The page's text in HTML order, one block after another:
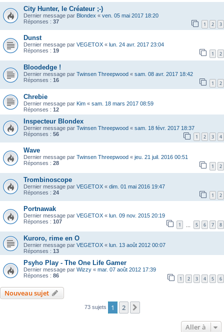
City Hunter, le Créateur ;-)
Dernier message par Blondex « ven. 05 mai 2017 18:20
Réponses : 37 1 2 3
Dunst
Dernier message par VEGETOX « lun. 24 avr. 2017 23:04
Réponses : 19 1 2
Bloodedge !
Dernier message par Twinsen Threepwood « sam. 08 avr. 2017 18:42
Réponses : 16 1 2
Chrebie
Dernier message par Kim « sam. 18 mars 2017 08:59
Réponses : 12
Inspecteur Blondex
Dernier message par Twinsen Threepwood « sam. 18 févr. 2017 18:37
Réponses : 56 1 2 3 4
Wave
Dernier message par Twinsen Threepwood « jeu. 21 juil. 2016 00:51
Réponses : 28 1 2
Trombinoscope
Dernier message par VEGETOX « dim. 01 mai 2016 19:47
Réponses : 24 1 2
Portnawak
Dernier message par VEGETOX « lun. 09 nov. 2015 20:19
Réponses : 107 1 5 6 7 8
Kuroro, rime en O
Dernier message par VEGETOX « lun. 13 août 2012 00:07
Réponses : 13
Psyho Play - The One Life Gamer
Dernier message par Wizzy « mar. 07 août 2012 17:39
Réponses : 86 1 2 3 4 5 6
Nouveau sujet
73 sujets 1 2
Aller à